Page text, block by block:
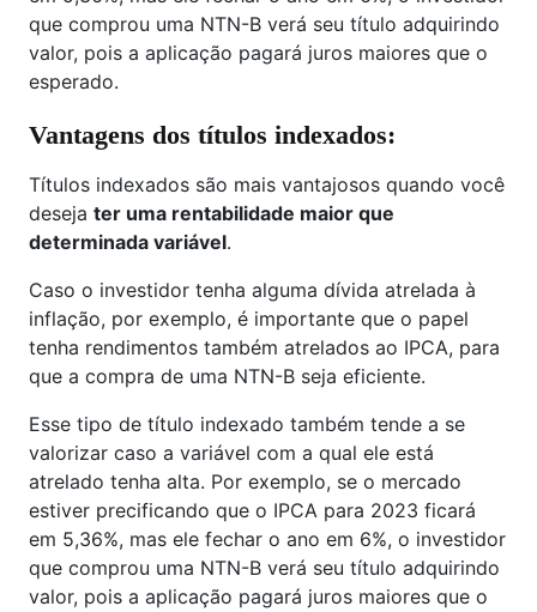
que comprou uma NTN-B verá seu título adquirindo
valor, pois a aplicação pagará juros maiores que o
esperado.
Vantagens dos títulos indexados:
Títulos indexados são mais vantajosos quando você
deseja ter uma rentabilidade maior que
determinada variável.
Caso o investidor tenha alguma dívida atrelada à
inflação, por exemplo, é importante que o papel
tenha rendimentos também atrelados ao IPCA, para
que a compra de uma NTN-B seja eficiente.
Esse tipo de título indexado também tende a se
valorizar caso a variável com a qual ele está
atrelado tenha alta. Por exemplo, se o mercado
estiver precificando que o IPCA para 2023 ficará
em 5,36%, mas ele fechar o ano em 6%, o investidor
que comprou uma NTN-B verá seu título adquirindo
valor, pois a aplicação pagará juros maiores que o